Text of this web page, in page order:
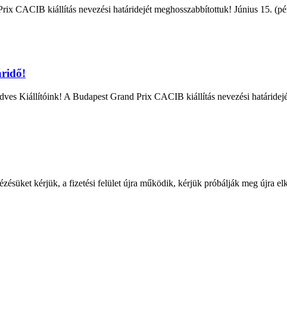
CACIB kiállítás nevezési határidejét meghosszabbítottuk! Június 15.
Kiállítóink! A Budapest Grand Prix CACIB kiállítás nevezési
kérjük, a fizetési felület újra működik, kérjük próbálják meg újra